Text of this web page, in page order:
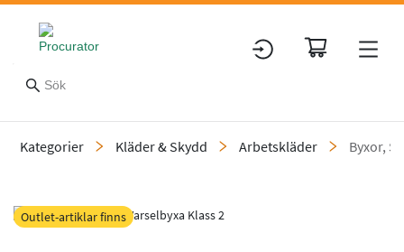
Kategorier Kläder & Skydd Arbetskläder Byxor,
Outlet-artiklar finns
Slide 1 of 3